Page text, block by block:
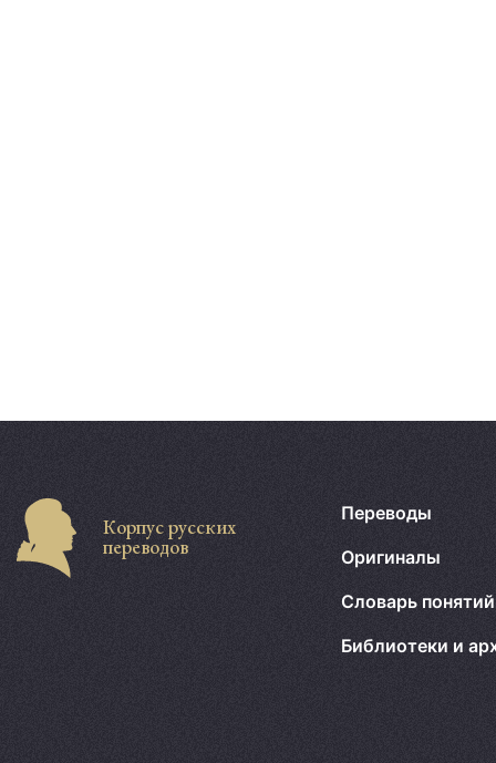
Корпус русских
переводов
Переводы
Оригиналы
Словарь понятий
Библиотеки и